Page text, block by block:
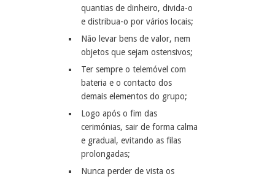
quantias de dinheiro, divida-o
e distribua-o por vários locais;
Não levar bens de valor, nem
objetos que sejam ostensivos;
Ter sempre o telemóvel com
bateria e o contacto dos
demais elementos do grupo;
Logo após o fim das
cerimónias, sair de forma calma
e gradual, evitando as filas
prolongadas;
Nunca perder de vista os